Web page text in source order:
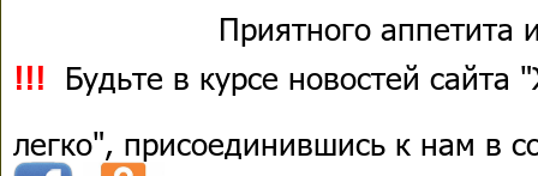
Приятного аппетита
!!! Будьте в курсе новостей
легко", присоединившись к нам в